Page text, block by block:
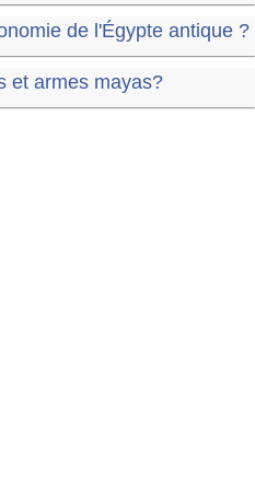
de l'Égypte antique ?
et armes mayas?